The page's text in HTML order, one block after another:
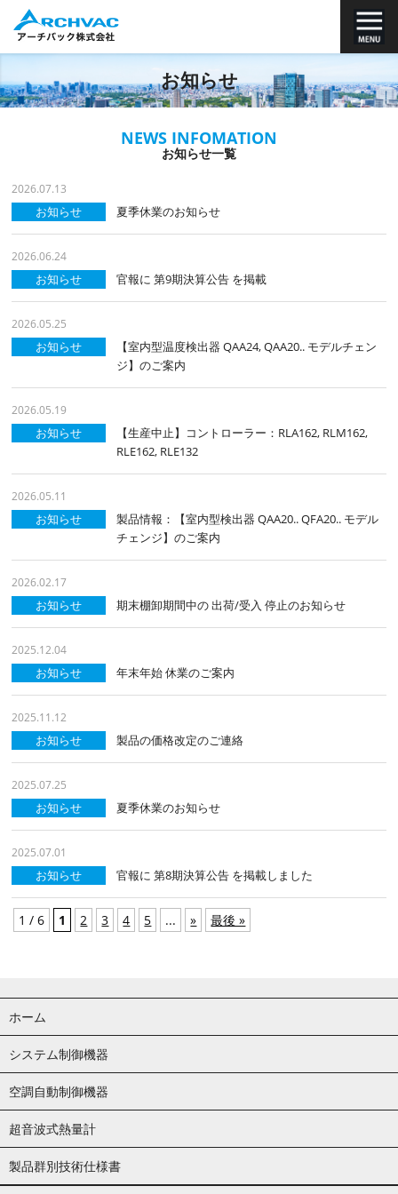
お知らせ
NEWS INFOMATION
お知らせ一覧
2026.07.13
お知らせ 夏季休業のお知らせ
2026.06.24
お知らせ 官報に 第9期決算公告 を掲載
2026.05.25
お知らせ
【室内型温度検出器 QAA24, QAA20.. モデルチェン
ジ】のご案内
2026.05.19
お知らせ
【生産中止】コントローラー：RLA162, RLM162,
RLE162, RLE132
2026.05.11
お知らせ
製品情報：【室内型検出器 QAA20.. QFA20.. モデル
チェンジ】のご案内
2026.02.17
お知らせ 期末棚卸期間中の 出荷/受入 停止のお知らせ
2025.12.04
お知らせ 年末年始 休業のご案内
2025.11.12
お知らせ 製品の価格改定のご連絡
2025.07.25
お知らせ 夏季休業のお知らせ
2025.07.01
お知らせ 官報に 第8期決算公告 を掲載しました
1 / 6 1 2 3 4 5 ... » 最後 »
ホーム
システム制御機器
空調自動制御機器
超音波式熱量計
製品群別技術仕様書